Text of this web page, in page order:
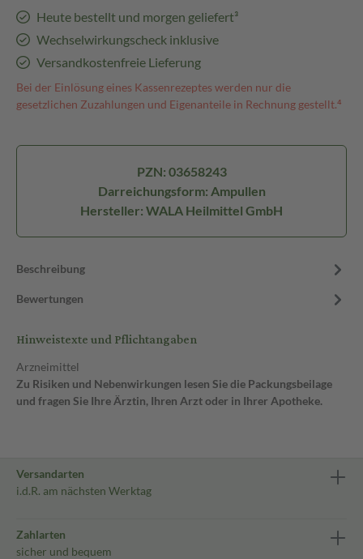
Heute bestellt und morgen geliefert³
Wechselwirkungscheck inklusive
Versandkostenfreie Lieferung
Bei der Einlösung eines Kassenrezeptes werden nur die
gesetzlichen Zuzahlungen und Eigenanteile in Rechnung gestellt.⁴
PZN: 03658243
Darreichungsform: Ampullen
Hersteller: WALA Heilmittel GmbH
Beschreibung
Bewertungen
Hinweistexte und Pflichtangaben
Arzneimittel
Zu Risiken und Nebenwirkungen lesen Sie die Packungsbeilage
und fragen Sie Ihre Ärztin, Ihren Arzt oder in Ihrer Apotheke.
Versandarten
i.d.R. am nächsten Werktag
Zahlarten
sicher und bequem